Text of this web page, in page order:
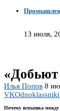
13 июля,
Илья Попов 8
VKOdnoklassniki
Почему вспышка между